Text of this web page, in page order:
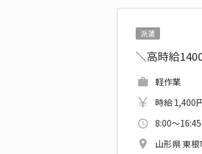
派遣
＼高時給
軽作業
時給 1,400
8:00～
山形県 東根